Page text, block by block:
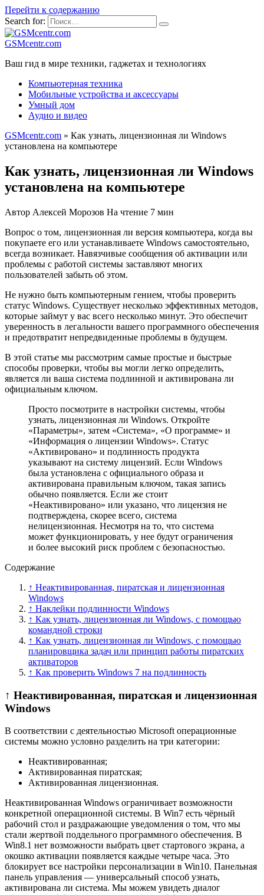
Перейти к содержанию
Search for:
GSMcentr.com
Ваш гид в мире техники, гаджетах и технологиях
Компьютерная техника
Мобильные устройства и аксессуары
Умный дом
Аудио и видео
GSMcentr.com » Как узнать, лицензионная ли Windows
установлена на компьютере
Как узнать, лицензионная ли Windows
установлена на компьютере
Автор Алексей Морозов На чтение 7 мин
Вопрос о том, лицензионная ли версия компьютера, когда вы
покупаете его или устанавливаете Windows самостоятельно,
всегда возникает. Навязчивые сообщения об активации или
проблемы с работой системы заставляют многих
пользователей забыть об этом.
Не нужно быть компьютерным гением, чтобы проверить
статус Windows. Существует несколько эффективных методов,
которые займут у вас всего несколько минут. Это обеспечит
уверенность в легальности вашего программного обеспечения
и предотвратит непредвиденные проблемы в будущем.
В этой статье мы рассмотрим самые простые и быстрые
способы проверки, чтобы вы могли легко определить,
является ли ваша система подлинной и активирована ли
официальным ключом.
Просто посмотрите в настройки системы, чтобы
узнать, лицензионная ли Windows. Откройте
«Параметры», затем «Система», «О программе» и
«Информация о лицензии Windows». Статус
«Активировано» и подлинность продукта
указывают на систему лицензий. Если Windows
была установлена с официального образа и
активирована правильным ключом, такая запись
обычно появляется. Если же стоит
«Неактивировано» или указано, что лицензия не
подтверждена, скорее всего, система
нелицензионная. Несмотря на то, что система
может функционировать, у нее будут ограничения
и более высокий риск проблем с безопасностью.
Содержание
↑ Неактивированная, пиратская и лицензионная
Windows
↑ Наклейки подлинности Windows
↑ Как узнать, лицензионная ли Windows, с помощью
командной строки
↑ Как узнать, лицензионная ли Windows, с помощью
планировщика задач или принцип работы пиратских
активаторов
↑ Как проверить Windows 7 на подлинность
↑ Неактивированная, пиратская и лицензионная
Windows
В соответствии с деятельностью Microsoft операционные
системы можно условно разделить на три категории:
Неактивированная;
Активированная пиратская;
Активированная лицензионная.
Неактивированная Windows ограничивает возможности
конкретной операционной системы. В Win7 есть чёрный
рабочий стол и раздражающие уведомления о том, что мы
стали жертвой поддельного программного обеспечения. В
Win8.1 нет возможности выбрать цвет стартового экрана, а
окошко активации появляется каждые четыре часа. Это
блокирует все настройки персонализации в Win10. Панельная
панель управления — универсальный способ узнать,
активирована ли система. Мы можем увидеть диалог